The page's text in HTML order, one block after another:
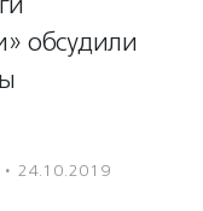
обсудили
· 24.10.2019